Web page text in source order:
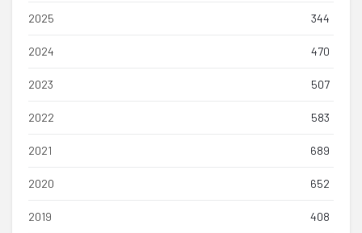
2025 344
2024 470
2023 507
2022 583
2021 689
2020 652
2019 408